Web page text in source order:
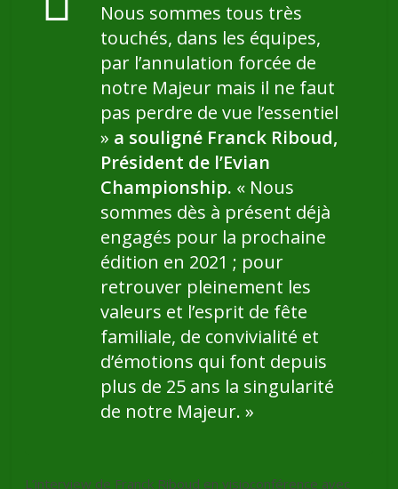
Nous sommes tous très
touchés, dans les équipes,
par l’annulation forcée de
notre Majeur mais il ne faut
pas perdre de vue l’essentiel
» a souligné Franck Riboud,
Président de l’Evian
Championship. « Nous
sommes dès à présent déjà
engagés pour la prochaine
édition en 2021 ; pour
retrouver pleinement les
valeurs et l’esprit de fête
familiale, de convivialité et
d’émotions qui font depuis
plus de 25 ans la singularité
de notre Majeur. »
L’interview de Franck Riboud en visioconférence avec